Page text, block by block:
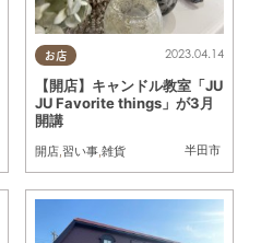
お店
半田市
2023.04.14
【開店】キャンドル教室「JU
JU Favorite things」が3月
開講
開店,習い事,雑貨